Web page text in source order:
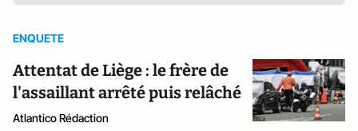
ENQUETE
Attentat de Liège : le frère de
l'assaillant arrêté puis relâché
Atlantico Rédaction